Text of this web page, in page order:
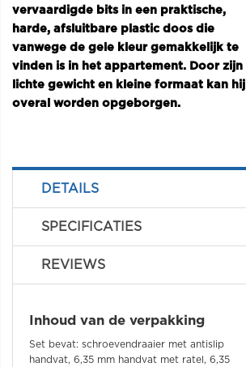
vervaardigde bits in een praktische,
harde, afsluitbare plastic doos die
vanwege de gele kleur gemakkelijk te
vinden is in het appartement. Door zijn
lichte gewicht en kleine formaat kan hij
overal worden opgeborgen.
DETAILS
SPECIFICATIES
REVIEWS
Inhoud van de verpakking
Set bevat: schroevendraaier met antislip
handvat, 6,35 mm handvat met ratel, 6,35